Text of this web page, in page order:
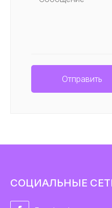
СОЦИАЛЬНЫЕ